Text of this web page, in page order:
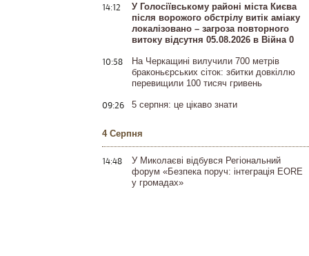
14:12
У Голосіївському районі міста Києва
після ворожого обстрілу витік аміаку
локалізовано – загроза повторного
витоку відсутня 05.08.2026 в Війна 0
10:58
На Черкащині вилучили 700 метрів
браконьєрських сіток: збитки довкіллю
перевищили 100 тисяч гривень
09:26 5 серпня: це цікаво знати
4 Серпня
14:48
У Миколаєві відбувся Регіональний
форум «Безпека поруч: інтеграція EORE
у громадах»